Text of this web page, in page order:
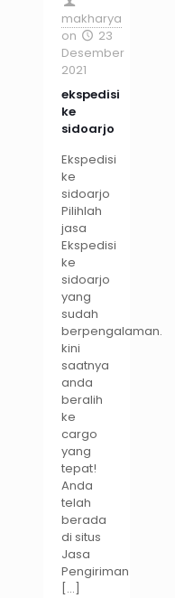
makharya
on
23
Desember
2021
ekspedisi
ke
sidoarjo
Ekspedisi
ke
sidoarjo
Pilihlah
jasa
Ekspedisi
ke
sidoarjo
yang
sudah
berpengalaman.
kini
saatnya
anda
beralih
ke
cargo
yang
tepat!
Anda
telah
berada
di situs
Jasa
Pengiriman
[…]